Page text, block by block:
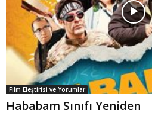
Film Eleştirisi ve Yorumlar
Hababam Sınıfı Yeniden